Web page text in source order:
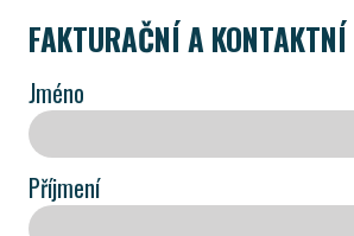
FAKTURAČNÍ A KONTAKTNÍ
Jméno
Příjmení